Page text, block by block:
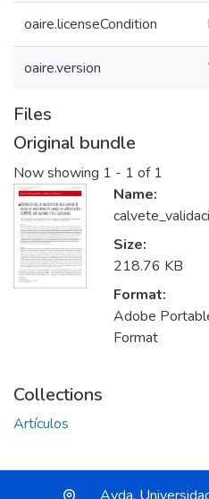
oaire.licenseCondition
oaire.version
Files
Original bundle
Now showing 1 - 1 of 1
Name:
Size:
218.76 KB
Format:
Adobe
Format
Collections
Artículos